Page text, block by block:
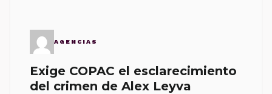
AGENCIAS
Exige COPAC el esclarecimiento
del crimen de Alex Leyva